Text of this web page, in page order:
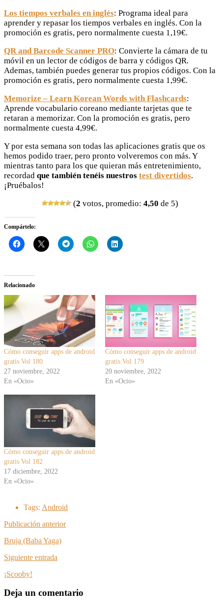
Los tiempos verbales en inglés: Programa ideal para
aprender y repasar los tiempos verbales en inglés. Con la
promoción es gratis, pero normalmente cuesta 1,19€.
QR and Barcode Scanner PRO: Convierte la cámara de tu
móvil en un lector de códigos de barra y códigos QR.
Ademas, también puedes generar tus propios códigos. Con la
promoción es gratis, pero normalmente cuesta 1,99€.
Memorize – Learn Korean Words with Flashcards:
Aprende vocabulario coreano mediante tarjetas que te
retaran a memorizar. Con la promoción es gratis, pero
normalmente cuesta 4,99€.
Y por esta semana son todas las aplicaciones gratis que os
hemos podido traer, pero pronto volveremos con más. Y
mientras tanto para los que quieran más entretenimiento,
recordad que también tenéis nuestros test divertidos.
¡Pruébalos!
(2 votos, promedio: 4,50 de 5)
Compártelo:
Relacionado
Cómo conseguir apps de android
gratis Vol 180
27 noviembre, 2022
En «Ocio»
Cómo conseguir apps de android
gratis Vol 179
20 noviembre, 2022
En «Ocio»
Cómo conseguir apps de android
gratis Vol 182
17 diciembre, 2022
En «Ocio»
Tags: Android
Publicación anterior
Bruja (Baba Yaga)
Siguiente entrada
¡Scooby!
Deja un comentario